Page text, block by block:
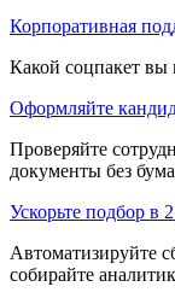
Корпоративная
Какой соцпакет вы
Оформляйте
Проверяйте
документы без
Ускорьте подбор в
Автоматизируйте
собирайте